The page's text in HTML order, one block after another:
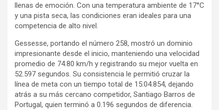
llenas de emoción. Con una temperatura ambiente de 17°C
y una pista seca, las condiciones eran ideales para una
competencia de alto nivel.
Gessesse, portando el número 258, mostró un dominio
impresionante desde el inicio, manteniendo una velocidad
promedio de 74.80 km/h y registrando su mejor vuelta en
52.597 segundos. Su consistencia le permitió cruzar la
línea de meta con un tiempo total de 15:04.854, dejando
atrás a su más cercano competidor, Santiago Barros de
Portugal, quien terminó a 0.196 segundos de diferencia.